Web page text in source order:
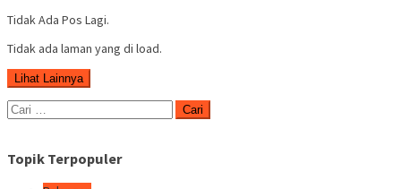
Tidak Ada Pos Lagi.
Tidak ada laman yang di load.
Lihat Lainnya
Cari
untuk:
Topik Terpopuler